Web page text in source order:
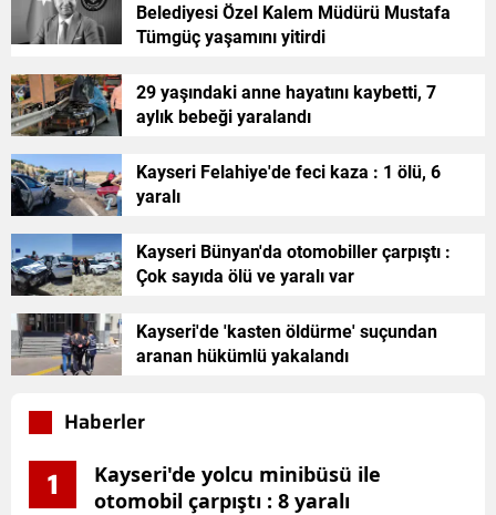
Belediyesi Özel Kalem Müdürü Mustafa
Tümgüç yaşamını yitirdi
29 yaşındaki anne hayatını kaybetti, 7
aylık bebeği yaralandı
Kayseri Felahiye'de feci kaza : 1 ölü, 6
yaralı
Kayseri Bünyan'da otomobiller çarpıştı :
Çok sayıda ölü ve yaralı var
Kayseri'de 'kasten öldürme' suçundan
aranan hükümlü yakalandı
Haberler
1
Kayseri'de yolcu minibüsü ile
otomobil çarpıştı : 8 yaralı